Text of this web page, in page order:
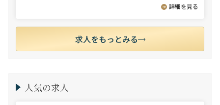
詳細を見る
求人をもっとみる
人気の求人